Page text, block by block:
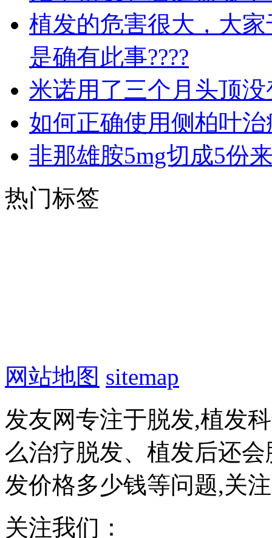
植发的危害很大，大
是确有此事????
米诺用了三个月头顶没
如何正确使用侧柏叶
非那雄胺5mg切成5份
热门标签
网站地图 sitemap
发友网专注于脱发,植发
么治疗脱发、植发后还
发价格多少钱等问题,关
关注我们：